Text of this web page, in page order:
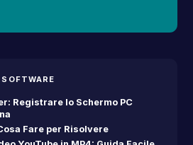
Registrare lo Schermo PC
Fare per Risolvere